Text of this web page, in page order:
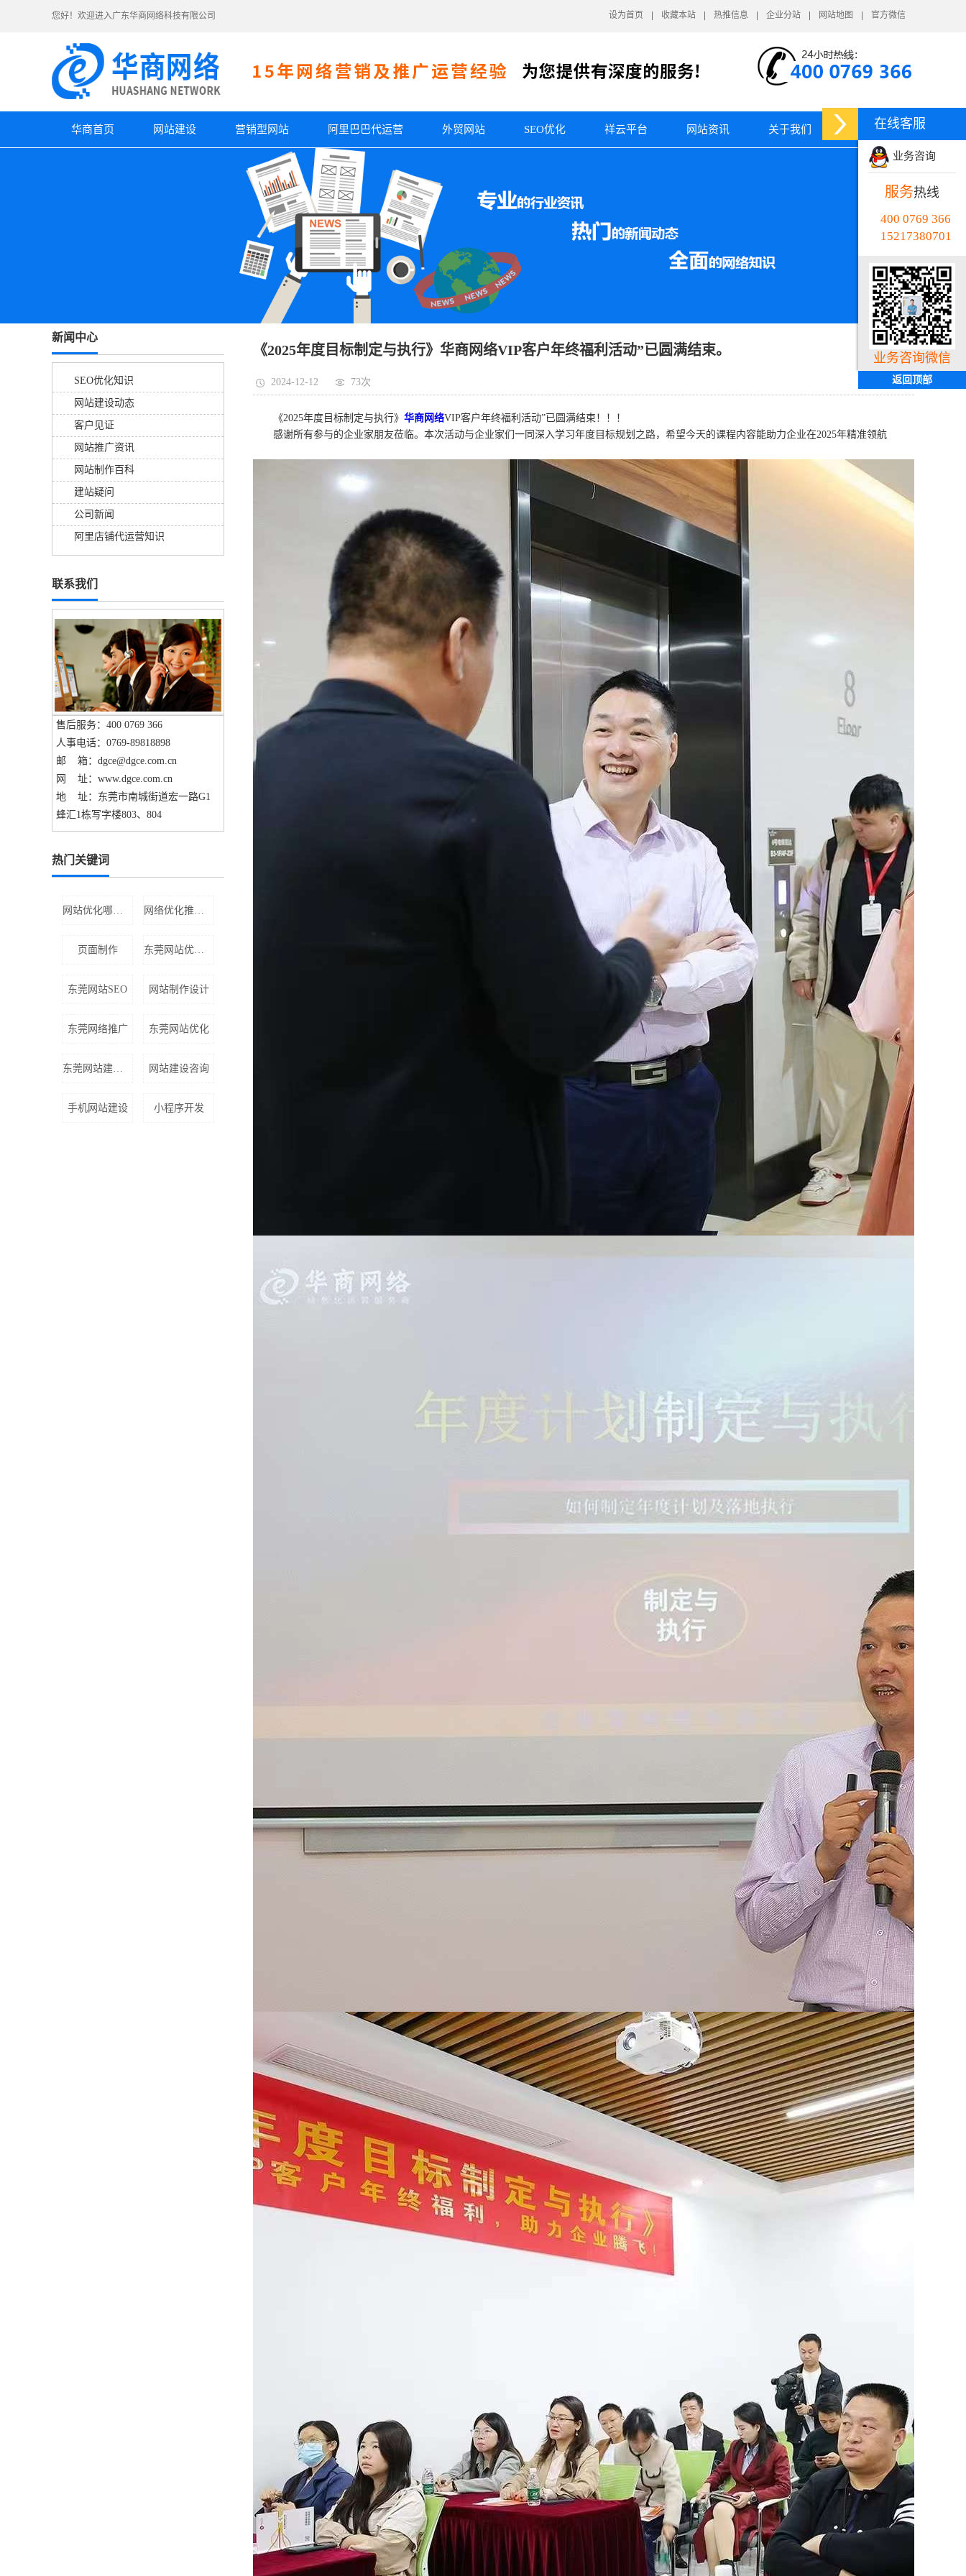
您好！欢迎进入广东华商网络科技有限公司 设为首页 收藏本站 热推信息 企业分站 网站地图 官方微信
华商首页 网站建设 营销型网站 阿里巴巴代运营 外贸网站 SEO优化 祥云平台 网站资讯 关于我们
新闻中心
SEO优化知识
网站建设动态
客户见证
网站推广资讯
网站制作百科
建站疑问
公司新闻
阿里店铺代运营知识
联系我们
售后服务：400 0769 366
人事电话：0769-89818898
邮 箱：dgce@dgce.com.cn
网 址：www.dgce.com.cn
地 址：东莞市南城街道宏一路G1
蜂汇1栋写字楼803、804
热门关键词
页面制作
东莞网站SEO 网站制作设计
东莞网络推广 东莞网站优化
网站建设咨询
手机网站建设 小程序开发
《2025年度目标制定与执行》华商网络VIP客户年终福利活动”已圆满结束。
2024-12-12 73次
《2025年度目标制定与执行》 华商网络VIP客户年终福利活动”已圆满结束！！！
感谢所有参与的企业家朋友莅临。本次活动与企业家们一同深入学习年度目标规划之路，希望今天的课程内容能助力企业在2025年精准领航
在线客服
业务咨询
服务热线
400 0769 366
15217380701
业务咨询微信
返回顶部